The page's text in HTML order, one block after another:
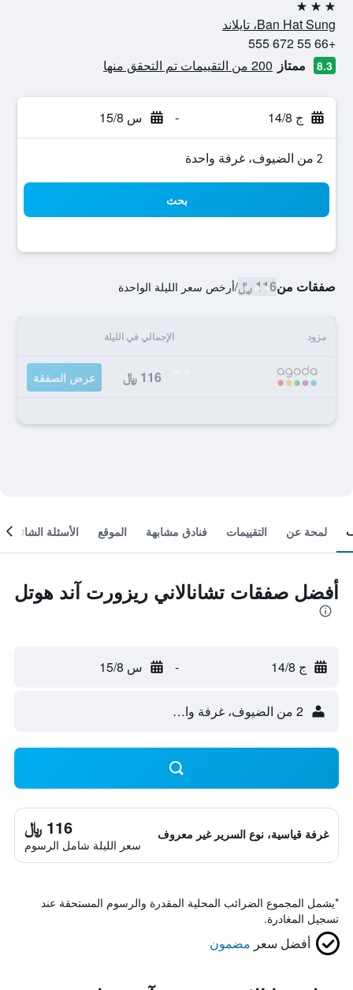
3 نجوم
Ban Hat Sung، تايلاند
+66 55 672 555
8.3 ممتاز 200 من التقييمات تم التحقق منها
ج 14/8 - س 15/8
2 من الضيوف، غرفة واحدة
بحث
صفقات من116 ﷼ /أرخص سعر الليلة الواحدة
مزود الإجمالي في الليلة
116 ﷼ عرض الصفقة
لمحة عن التقييمات فنادق مشابهة الموقع الأسئلة الشائعة
أفضل صفقات تشانالاني ريزورت آند هوتل
ج 14/8 - س 15/8
2 من الضيوف، غرفة واحدة
غرفة قياسية، نوع السرير غير معروف 116 ﷼
سعر الليلة شامل الرسوم
*يشمل المجموع الضرائب المحلية المقدرة والرسوم المستحقة عند
تسجيل المغادرة.
أفضل سعر مضمون